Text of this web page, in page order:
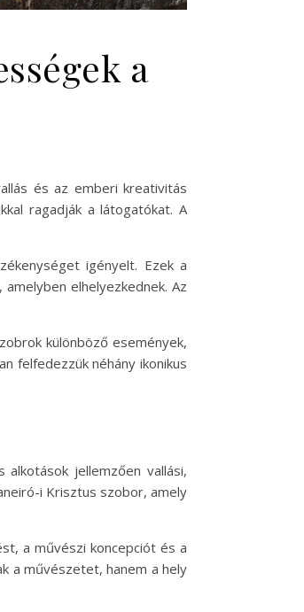
a
és az emberi kreativitás
ragadják a látogatókat. A
igényelt. Ezek a
elhelyezkednek. Az
különböző események,
felfedezzük néhány ikonikus
jellemzően vallási,
i Krisztus szobor, amely
a művészi koncepciót és a
a művészetet, hanem a hely